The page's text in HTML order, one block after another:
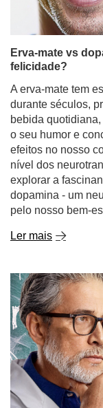
Erva-mate vs
felicidade?
A erva-mate tem
durante séculos,
bebida
o seu humor e
efeitos no nosso
nível dos
explorar a
dopamina - um
pelo nosso bem-
Ler mais